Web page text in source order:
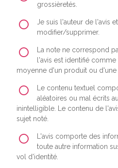
grossièretés.
Je suis l'auteur de l'avis
modifier/supprimer.
La note ne correspond
l'avis est identifié comme
moyenne d'un produit ou d'une
Le contenu textuel
aléatoires ou mal écrits
inintelligible. Le contenu de
sujet noté.
L'avis comporte des
toute autre information
vol d'identité.